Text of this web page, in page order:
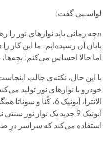
لواسـبی گفت:
«چه زمانی باید نوارهای نور را
پایان آن رسیده‌ایم. ما این کار را
اما حالا احساس می‌کنم:
با این حال، نکته‌ی جالب
خودرو با نوارهای نور تولید
الانترا، آیونیک 6،
آیونیک 9 جدید یک نوار نور
استفاده می‌کند که سراسر درِ